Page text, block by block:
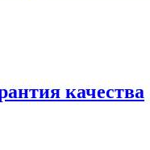
качества